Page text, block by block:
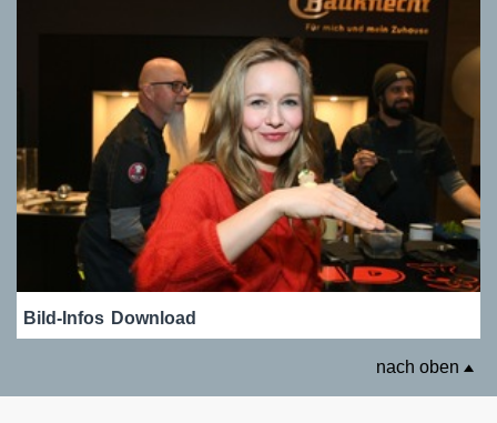
Bild-Infos Download
nach oben